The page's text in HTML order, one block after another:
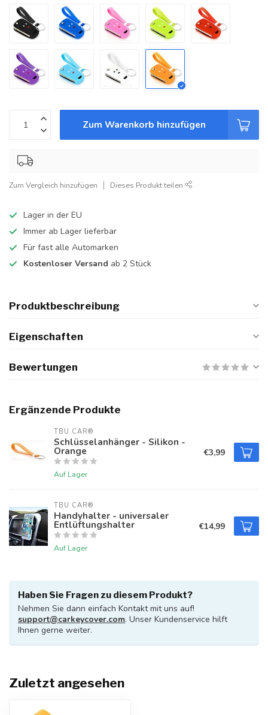
Zum Warenkorb hinzufügen
Zum Vergleich hinzufügen Dieses Produkt teilen
Lager in der EU
Immer ab Lager lieferbar
Für fast alle Automarken
Kostenloser Versand ab 2 Stück
Produktbeschreibung
Eigenschaften
Bewertungen
Ergänzende Produkte
TBU CAR®
Schlüsselanhänger - Silikon -
Orange
Auf Lager
€3,99
TBU CAR®
Handyhalter - universaler
Entlüftungshalter
Auf Lager
€14,99
Haben Sie Fragen zu diesem Produkt?
Nehmen Sie dann einfach Kontakt mit uns auf!
support@carkeycover.com. Unser Kundenservice hilft
Ihnen gerne weiter.
Zuletzt angesehen